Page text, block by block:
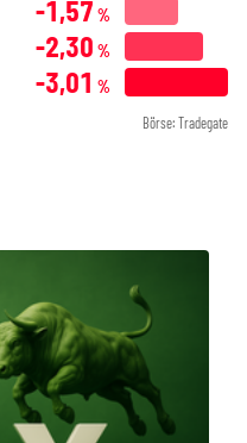
-1,57 %
-2,30 %
-3,01 %
Börse: Tradegate